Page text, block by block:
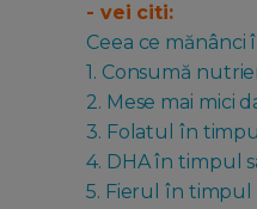
- vei citi:
Ceea ce
1. Consumă
2. Mese mai mici
3. Folatul în
4. DHA în timpul
5. Fierul în timpul